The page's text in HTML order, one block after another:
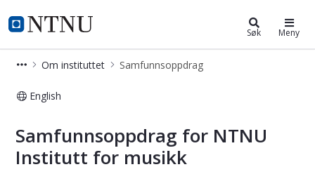
NTNU Hjemmeside
Institutt for musikk Søk Meny
Om instituttet Samfunnsoppdrag
English
Samfunnsoppdrag for NTNU
Institutt for musikk